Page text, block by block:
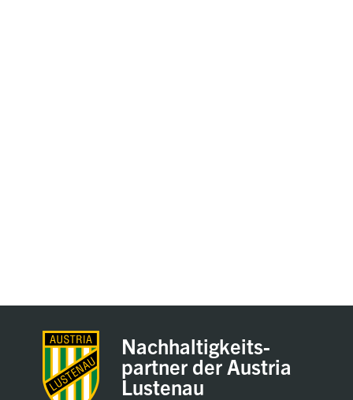
Nachhaltigkeits-
partner der Austria
Lustenau